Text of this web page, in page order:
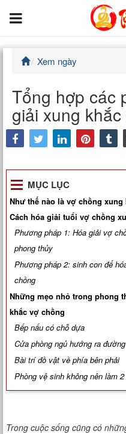
Trang chủ
Tử Vi Đẩu Số
Tử Vi 12 Con Giáp
Kinh Dịch
Văn Hoa Tâm linh
Xem ngày
Xem tuổi
Xem bói
Tướng số
Cung hoàng đạo
Xem ngày
Tổng hợp các
giải xung
MỤC LỤC
Như thế nào là vợ chồng xung
Cách hóa giải tuổi vợ chồng
Phương pháp 1: Hóa giải vợ
phong thủy
Phương pháp 2: sinh con để
chồng
Những mẹo nhỏ trong phong
khắc vợ chồng
Bếp nấu có chỗ dựa
Cửa phòng ngủ hướng ra đường
Bài trí đồ vật về phía bên phải
Phòng vệ sinh không nên làm
Trong cuộc sống cũng có